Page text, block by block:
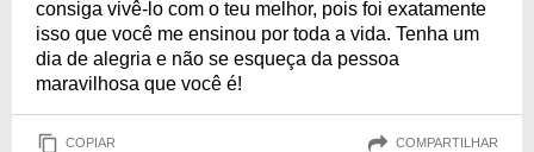
consiga vivê-lo com o teu melhor, pois foi exatamente
isso que você me ensinou por toda a vida. Tenha um
dia de alegria e não se esqueça da pessoa
maravilhosa que você é!
COPIAR COMPARTILHAR